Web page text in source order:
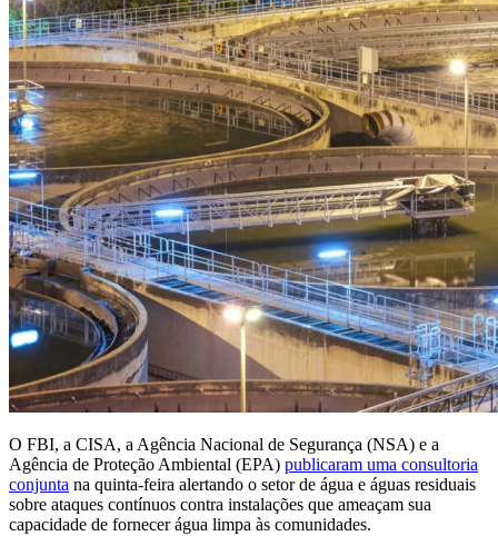
O FBI, a CISA, a Agência Nacional de Segurança (NSA) e a
Agência de Proteção Ambiental (EPA) publicaram uma consultoria
conjunta na quinta-feira alertando o setor de água e águas residuais
sobre ataques contínuos contra instalações que ameaçam sua
capacidade de fornecer água limpa às comunidades.